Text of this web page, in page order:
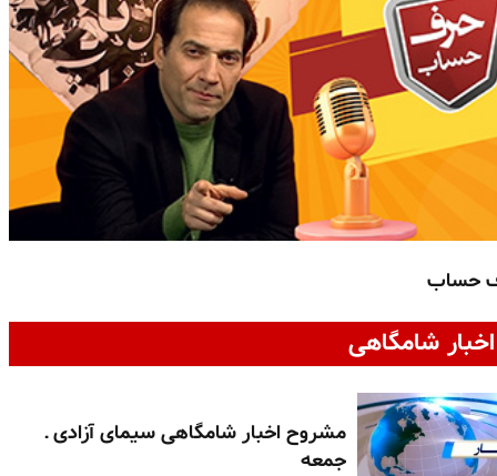
حساب
شامگاهی
مشروح اخبار شامگاهی سیمای آزادی ـ
جمعه